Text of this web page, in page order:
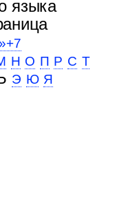
Н О П Р С Т
Э Ю Я